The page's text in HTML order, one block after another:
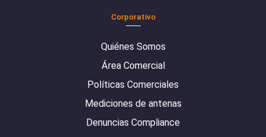
Corporativo
Quiénes Somos
Área Comercial
Políticas Comerciales
Mediciones de antenas
Denuncias Compliance